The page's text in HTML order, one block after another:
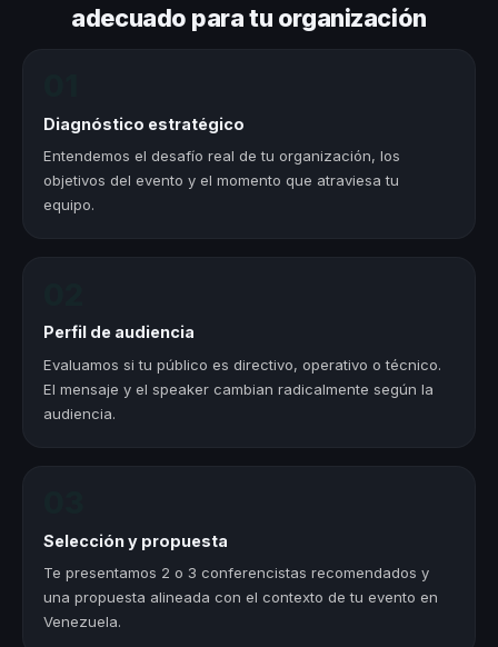
adecuado para tu organización
Diagnóstico estratégico
Entendemos el desafío real de tu organización, los
objetivos del evento y el momento que atraviesa tu
equipo.
Perfil de audiencia
Evaluamos si tu público es directivo, operativo o técnico.
El mensaje y el speaker cambian radicalmente según la
audiencia.
Selección y propuesta
Te presentamos 2 o 3 conferencistas recomendados y
una propuesta alineada con el contexto de tu evento en
Venezuela.